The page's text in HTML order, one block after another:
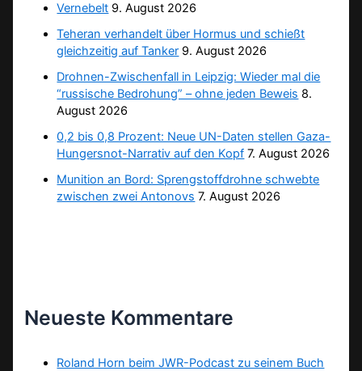
Vernebelt 9. August 2026
Teheran verhandelt über Hormus und schießt
gleichzeitig auf Tanker 9. August 2026
Drohnen-Zwischenfall in Leipzig: Wieder mal die
“russische Bedrohung” – ohne jeden Beweis 8.
August 2026
0,2 bis 0,8 Prozent: Neue UN-Daten stellen Gaza-
Hungersnot-Narrativ auf den Kopf 7. August 2026
Munition an Bord: Sprengstoffdrohne schwebte
zwischen zwei Antonovs 7. August 2026
Neueste Kommentare
Roland Horn beim JWR-Podcast zu seinem Buch